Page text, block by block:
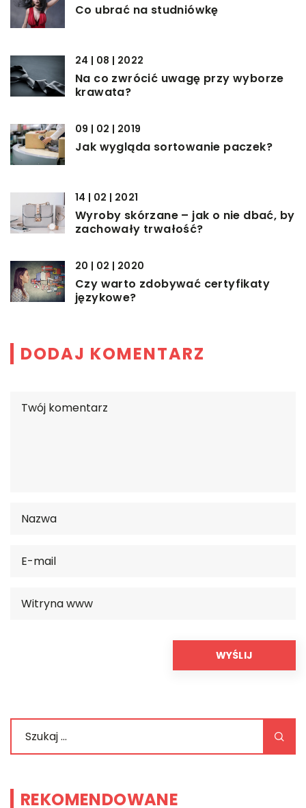
Co ubrać na studniówkę
24 | 08 | 2022
Na co zwrócić uwagę przy wyborze
krawata?
09 | 02 | 2019
Jak wygląda sortowanie paczek?
14 | 02 | 2021
Wyroby skórzane – jak o nie dbać, by
zachowały trwałość?
20 | 02 | 2020
Czy warto zdobywać certyfikaty
językowe?
DODAJ KOMENTARZ
REKOMENDOWANE